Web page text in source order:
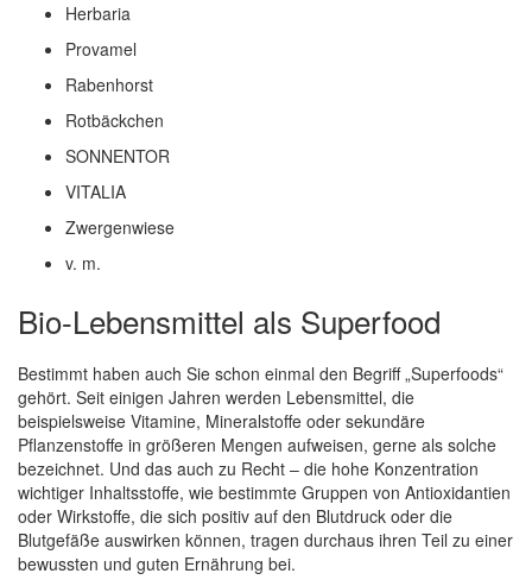
Herbaria
Provamel
Rabenhorst
Rotbäckchen
SONNENTOR
VITALIA
Zwergenwiese
v. m.
Bio-Lebensmittel als Superfood
Bestimmt haben auch Sie schon einmal den Begriff „Superfoods“
gehört. Seit einigen Jahren werden Lebensmittel, die
beispielsweise Vitamine, Mineralstoffe oder sekundäre
Pflanzenstoffe in größeren Mengen aufweisen, gerne als solche
bezeichnet. Und das auch zu Recht – die hohe Konzentration
wichtiger Inhaltsstoffe, wie bestimmte Gruppen von Antioxidantien
oder Wirkstoffe, die sich positiv auf den Blutdruck oder die
Blutgefäße auswirken können, tragen durchaus ihren Teil zu einer
bewussten und guten Ernährung bei.